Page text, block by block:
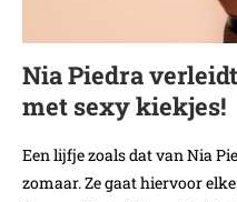
Nia Piedra
met sexy kiekjes!
Een lijfje zoals dat van Nia
zomaar. Ze gaat hiervoor